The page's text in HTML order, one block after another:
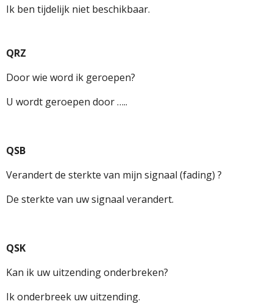
Ik ben tijdelijk niet beschikbaar.
QRZ
Door wie word ik geroepen?
U wordt geroepen door …..
QSB
Verandert de sterkte van mijn signaal (fading) ?
De sterkte van uw signaal verandert.
QSK
Kan ik uw uitzending onderbreken?
Ik onderbreek uw uitzending.